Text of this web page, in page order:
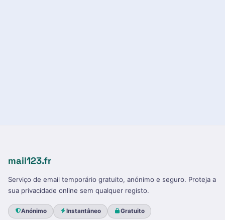
mail123.fr
Serviço de email temporário gratuito, anónimo e seguro. Proteja a
sua privacidade online sem qualquer registo.
Anónimo Instantâneo Gratuito